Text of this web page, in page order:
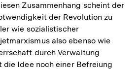
Zusammenhang scheint der
der Revolution zu
wie sozialistischer
also ebenso wie
durch Verwaltung
die Idee noch einer Befreiung